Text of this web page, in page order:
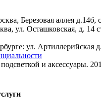
Березовая аллея д.14б,
ул. Осташковская, д. 14
ул. Артиллерийская
и аксессуары.